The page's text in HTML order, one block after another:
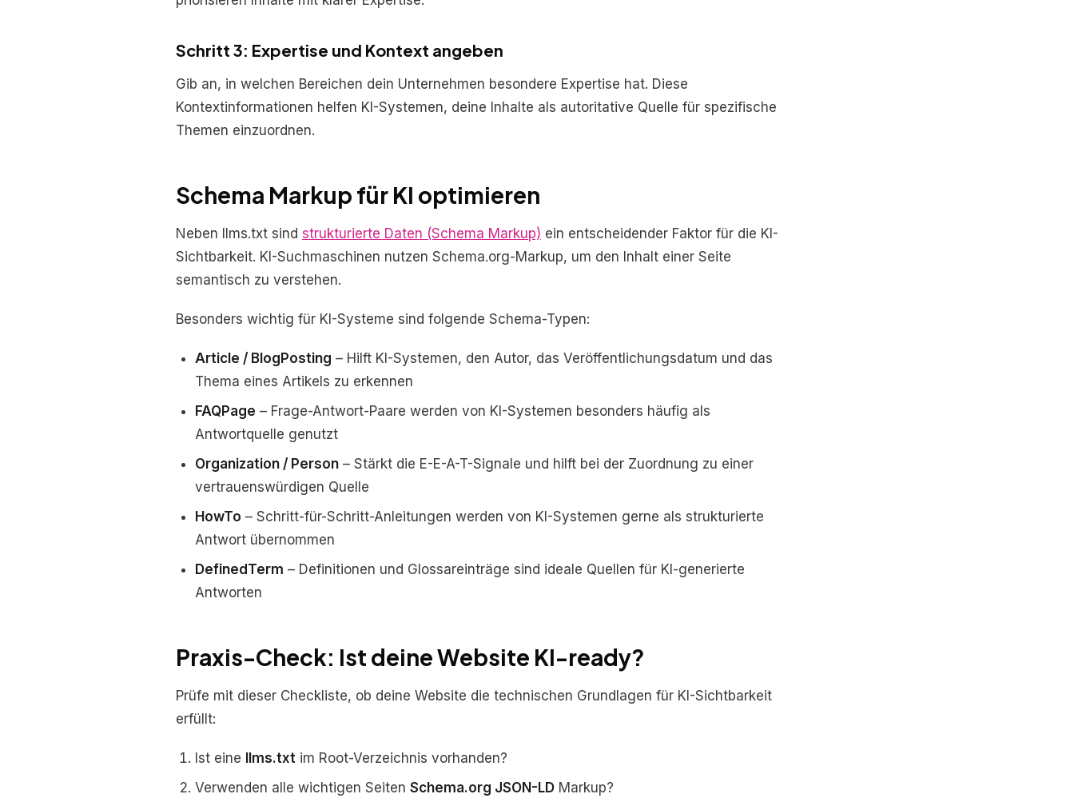
Schritt 3: Expertise und Kontext angeben
Gib an, in welchen Bereichen dein Unternehmen besondere Expertise hat. Diese
Kontextinformationen helfen KI-Systemen, deine Inhalte als autoritative Quelle für spezifische
Themen einzuordnen.
Schema Markup für KI optimieren
Neben llms.txt sind strukturierte Daten (Schema Markup) ein entscheidender Faktor für die KI-
Sichtbarkeit. KI-Suchmaschinen nutzen Schema.org-Markup, um den Inhalt einer Seite
semantisch zu verstehen.
Besonders wichtig für KI-Systeme sind folgende Schema-Typen:
Article / BlogPosting – Hilft KI-Systemen, den Autor, das Veröffentlichungsdatum und das
Thema eines Artikels zu erkennen
FAQPage – Frage-Antwort-Paare werden von KI-Systemen besonders häufig als
Antwortquelle genutzt
Organization / Person – Stärkt die E-E-A-T-Signale und hilft bei der Zuordnung zu einer
vertrauenswürdigen Quelle
HowTo – Schritt-für-Schritt-Anleitungen werden von KI-Systemen gerne als strukturierte
Antwort übernommen
DefinedTerm – Definitionen und Glossareinträge sind ideale Quellen für KI-generierte
Antworten
Praxis-Check: Ist deine Website KI-ready?
Prüfe mit dieser Checkliste, ob deine Website die technischen Grundlagen für KI-Sichtbarkeit
erfüllt:
Ist eine llms.txt im Root-Verzeichnis vorhanden?
Verwenden alle wichtigen Seiten Schema.org JSON-LD Markup?